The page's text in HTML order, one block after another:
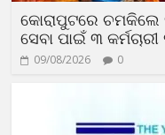
କୋରାପୁଟରେ ଚମକିଲେ
ସେବା ପାଇଁ ୩
09/08/2026 0